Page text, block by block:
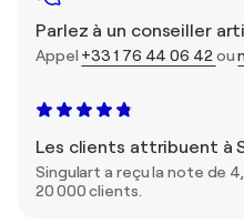
Parlez à un conseiller
Appel +33 1 76 44 06 42 ou
Les clients attribuent à
Singulart a reçu la note de
20 000 clients.